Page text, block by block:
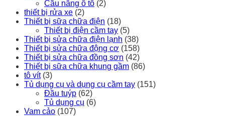
Cầu nâng ô tô (2)
thiết bị rửa xe (2)
Thiết bị sữa chữa điện (18)
Thiết bị điện cầm tay (5)
Thiết bị sửa chữa điện lạnh (38)
Thiết bị sửa chữa động cơ (158)
Thiết bị sửa chữa đồng sơn (42)
Thiết bị sữa chữa khung gầm (86)
tô vít (3)
Tủ dụng cụ và dụng cụ cầm tay (151)
Đầu tuýp (62)
Tủ dụng cụ (6)
Vam cảo (107)